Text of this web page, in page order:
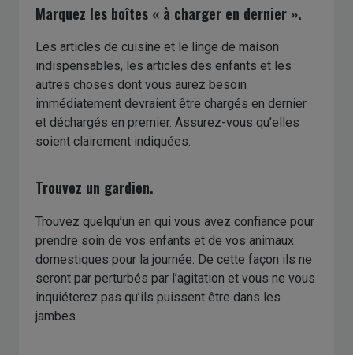
Marquez les boîtes « à charger en dernier ».
Les articles de cuisine et le linge de maison
indispensables, les articles des enfants et les
autres choses dont vous aurez besoin
immédiatement devraient être chargés en dernier
et déchargés en premier. Assurez-vous qu’elles
soient clairement indiquées.
Trouvez un gardien.
Trouvez quelqu’un en qui vous avez confiance pour
prendre soin de vos enfants et de vos animaux
domestiques pour la journée. De cette façon ils ne
seront par perturbés par l’agitation et vous ne vous
inquiéterez pas qu’ils puissent être dans les
jambes.